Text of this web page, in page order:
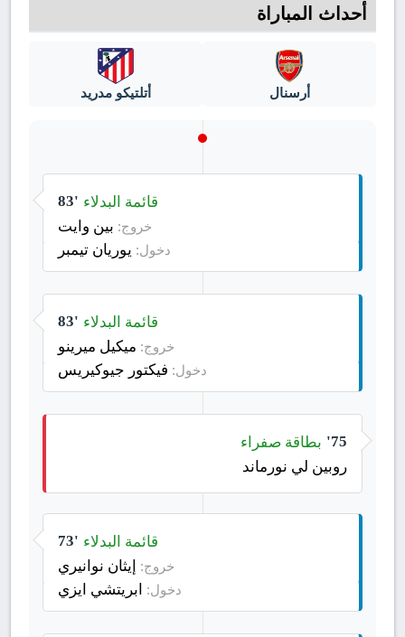
أحداث المباراة
أرسنال أتلتيكو مدريد
83' قائمة البدلاء
خروج: بين وايت
دخول: يوريان تيمبر
83' قائمة البدلاء
خروج: ميكيل ميرينو
دخول: فيكتور جيوكيريس
75'
بطاقة صفراء
روبين لي نورماند
73' قائمة البدلاء
خروج: إيثان نوانيري
دخول: ابريتشي ايزي